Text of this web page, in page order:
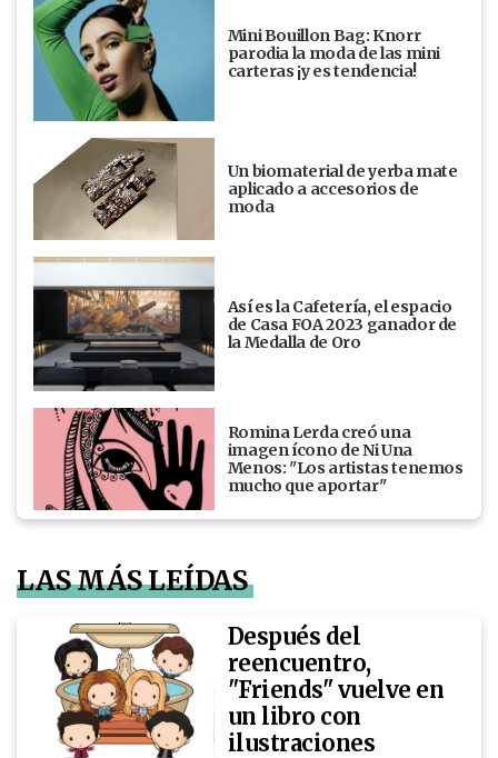
Mini Bouillon Bag: Knorr
parodia la moda de las mini
carteras ¡y es tendencia!
Un biomaterial de yerba mate
aplicado a accesorios de
moda
Así es la Cafetería, el espacio
de Casa FOA 2023 ganador de
la Medalla de Oro
Romina Lerda creó una
imagen ícono de Ni Una
Menos: "Los artistas tenemos
mucho que aportar"
LAS MÁS LEÍDAS
Después del
reencuentro,
"Friends" vuelve en
un libro con
ilustraciones